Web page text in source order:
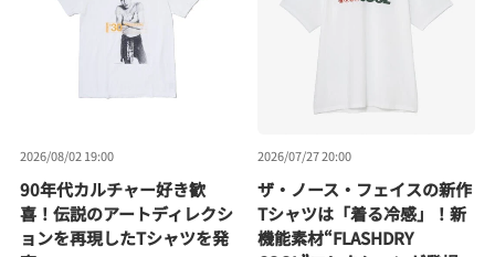
2026/08/02 19:00
90年代カルチャー好き歓
喜！伝説のアートディレクシ
ョンを再現したTシャツを発
2026/07/27 20:00
ザ・ノース・フェイスの新作
Tシャツは「着る冷感」！新
機能素材“FLASHDRY